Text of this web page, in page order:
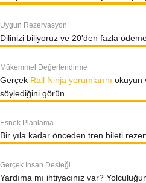
Uygun Rezervasyon
Dilinizi biliyoruz ve 20'den fazla
Mükemmel Değerlendirme
Gerçek Rail Ninja yorumlarını okuyun
söylediğini görün.
Esnek Planlama
Bir yıla kadar önceden tren bileti
Gerçek İnsan Desteği
Yardıma mı ihtiyacınız var?